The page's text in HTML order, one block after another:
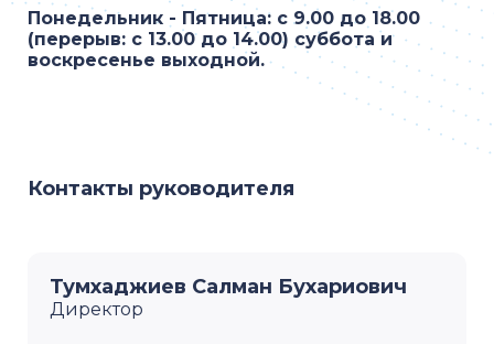
Понедельник - Пятница: с 9.00 до 18.00
(перерыв: с 13.00 до 14.00) суббота и
воскресенье выходной.
Контакты руководителя
Тумхаджиев Салман Бухариович
Директор